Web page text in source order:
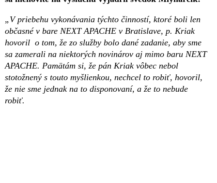
„V priebehu vykonávania týchto činností, ktoré boli len
občasné v bare NEXT APACHE v Bratislave, p. Kriak
hovoril o tom, že zo služby bolo dané zadanie, aby sme
sa zamerali na niektorých novinárov aj mimo baru NEXT
APACHE. Pamätám si, že pán Kriak vôbec nebol
stotožnený s touto myšlienkou, nechcel to robiť, hovoril,
že nie sme jednak na to disponovaní, a že to nebude
robiť.